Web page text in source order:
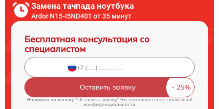
Замена тачпада ноутбука
Ardor N15-I5ND401 от 35 минут
Бесплатная консультация со
специалистом
Оставить заявку
Нажимая на кнопку "Оставить заявку" Вы соглашаетесь cполитикой
конфиденциальности